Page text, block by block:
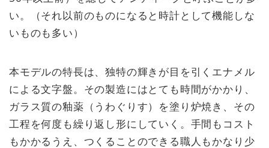
い。（それ以前のものになると時計として機能しな
いものも多い）
本モデルの特長は、独特の輝きが目を引くエナメル
による文字盤。その製造にはとても時間がかかり、
ガラス質の釉薬（うわぐりす）を塗り炉焼き、その
工程を何度も繰り返し形にしていく。手間もコスト
もかかるうえ、つくることのできる職人もかなり少